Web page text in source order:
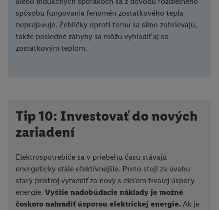
spôsobu fungovania fenomén zostatkového tepla
neprejavuje. Žehličky oproti tomu sa silno zohrievajú,
takže posledné záhyby sa môžu vyhladiť aj so
zostatkovým teplom.
Tip 10: Investovať do nových
zariadení
Elektrospotrebiče sa v priebehu času stávajú
energeticky stále efektívnejšie. Preto stojí za úvahu
starý prístroj vymeniť za nový s cieľom trvalej úspory
energie. Vyššie nadobúdacie náklady je možné
čoskoro nahradiť úsporou elektrickej energie. Ak je